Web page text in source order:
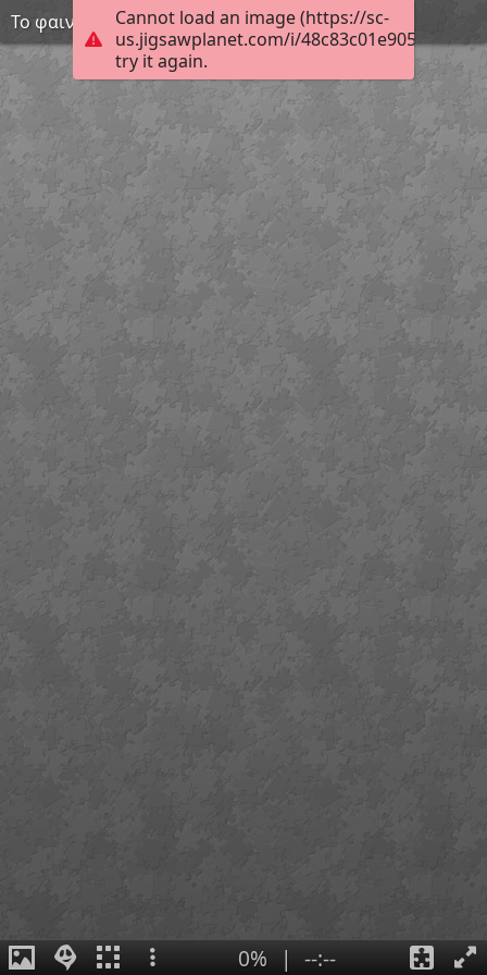
Cannot load an image (https://sc-
us.jigsawplanet.com/i/
try it again.
Το φαινόμενο του θερμοκηπίου - Αιωνοβιούλης
0% | --:--